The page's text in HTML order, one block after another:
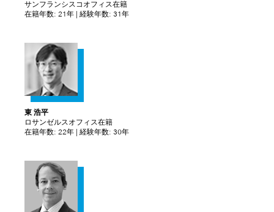
サンフランシスコオフィス在籍
在籍年数: 21年 | 経験年数: 31年
東 浩平
ロサンゼルスオフィス在籍
在籍年数: 22年 | 経験年数: 30年